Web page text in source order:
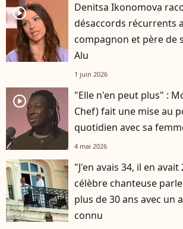
player2
Denitsa Ikonomova
désaccords récurrents
compagnon et père de
Alu
1 juin 2026
player2
"Elle n'en peut plus" :
Chef) fait une mise au
quotidien avec sa
4 mai 2026
"J'en avais 34, il en avait
célèbre chanteuse
plus de 30 ans avec un
connu